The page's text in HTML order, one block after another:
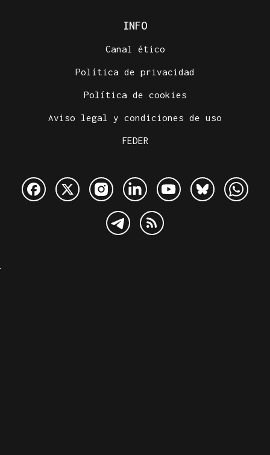
INFO
Canal ético
Política de privacidad
Política de cookies
Aviso legal y condiciones de uso
FEDER